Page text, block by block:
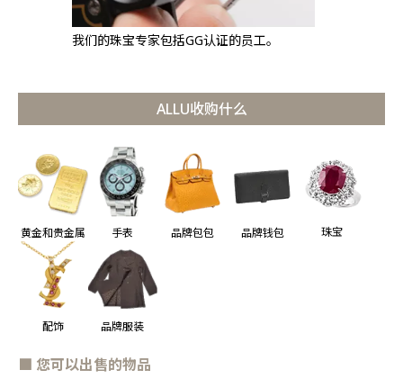
我们的珠宝专家包括GG认证的员工。
ALLU收购什么
黄金和贵金属 手表 品牌包包 品牌钱包 珠宝
配饰 品牌服装
■ 您可以出售的物品